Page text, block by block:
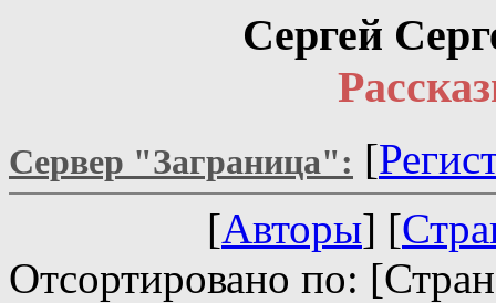
Сергей
Сервер "Заграница": [
[Авторы] [
Отсортировано по: